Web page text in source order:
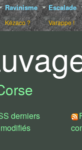
Ravinisme
Kézaco ?
Escalade
Varappe !
derniers